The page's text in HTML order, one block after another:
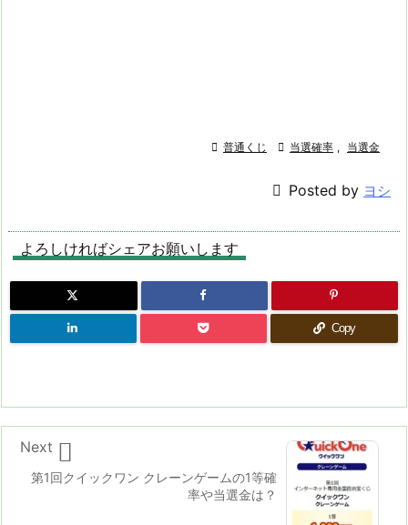
 普通くじ  当選確率 , 当選金
 Posted by ヨシ
よろしければシェアお願いします
Copy
第1回クイックワン クレーンゲームの1等確
率や当選金は？

Next